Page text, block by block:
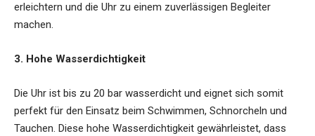
erleichtern und die Uhr zu einem zuverlässigen Begleiter
machen.
3. Hohe Wasserdichtigkeit
Die Uhr ist bis zu 20 bar wasserdicht und eignet sich somit
perfekt für den Einsatz beim Schwimmen, Schnorcheln und
Tauchen. Diese hohe Wasserdichtigkeit gewährleistet, dass